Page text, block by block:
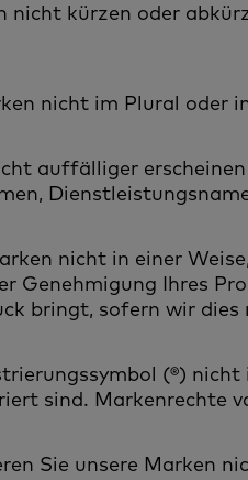
nicht kürzen oder
nicht im Plural oder
auffälliger
nicht in einer
Genehmigung Ihres
bringt, sofern wir
(®)
sind. Markenrechte
Sie unsere Marken